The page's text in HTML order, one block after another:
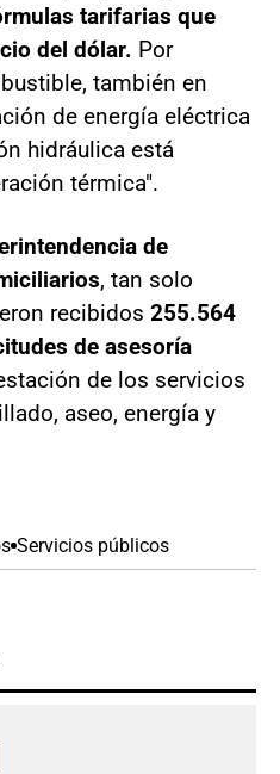
tarifarias que
del dólar. Por
también en
de energía eléctrica
hidráulica está
térmica".
de
, tan solo
recibidos 255.564
de asesoría
de los servicios
aseo, energía y
Servicios públicos